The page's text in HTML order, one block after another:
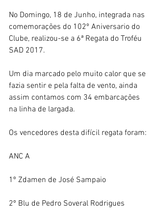
No Domingo, 18 de Junho, integrada nas
comemorações do 102º Aniversario do
Clube, realizou-se a 6ª Regata do Troféu
SAD 2017.
Um dia marcado pelo muito calor que se
fazia sentir e pela falta de vento, ainda
assim contamos com 34 embarcações
na linha de largada.
Os vencedores desta difícil regata foram:
ANC A
1º Zdamen de José Sampaio
2º Blu de Pedro Soveral Rodrigues